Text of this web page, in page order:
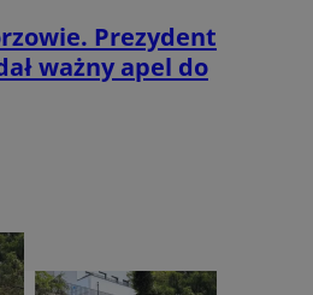
Prezydent
ważny apel do